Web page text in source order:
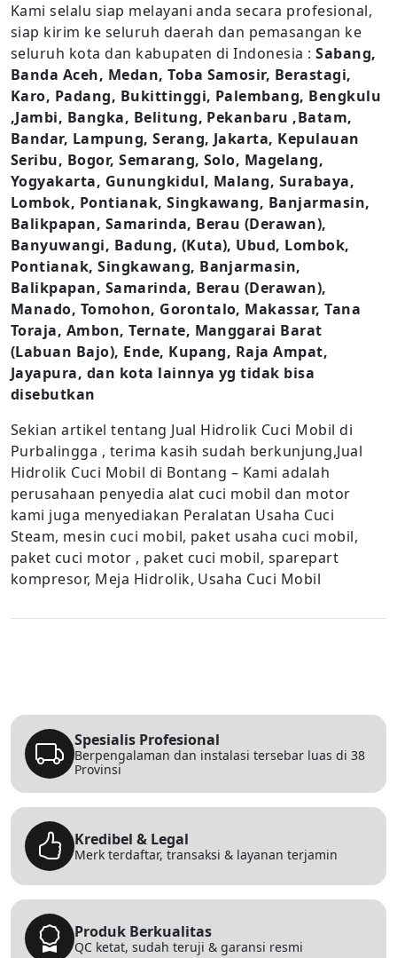
Kami selalu siap melayani anda secara profesional,
siap kirim ke seluruh daerah dan pemasangan ke
seluruh kota dan kabupaten di Indonesia :Sabang,
Banda Aceh, Medan, Toba Samosir, Berastagi,
Karo, Padang, Bukittinggi, Palembang, Bengkulu
,Jambi, Bangka, Belitung, Pekanbaru ,Batam,
Bandar, Lampung, Serang, Jakarta, Kepulauan
Seribu, Bogor, Semarang, Solo, Magelang,
Yogyakarta, Gunungkidul, Malang, Surabaya,
Lombok, Pontianak, Singkawang, Banjarmasin,
Balikpapan, Samarinda, Berau (Derawan),
Banyuwangi, Badung, (Kuta), Ubud, Lombok,
Pontianak, Singkawang, Banjarmasin,
Balikpapan, Samarinda, Berau (Derawan),
Manado, Tomohon, Gorontalo, Makassar, Tana
Toraja, Ambon, Ternate, Manggarai Barat
(Labuan Bajo), Ende, Kupang, Raja Ampat,
Jayapura, dan kota lainnya yg tidak bisa
disebutkan
Sekian artikel tentang Jual Hidrolik Cuci Mobil di
Purbalingga , terima kasih sudah berkunjung,Jual
Hidrolik Cuci Mobil di Bontang – Kami adalah
perusahaan penyedia alat cuci mobil dan motor
kami juga menyediakan Peralatan Usaha Cuci
Steam, mesin cuci mobil, paket usaha cuci mobil,
paket cuci motor , paket cuci mobil, sparepart
kompresor, Meja Hidrolik, Usaha Cuci Mobil
Spesialis Profesional
Berpengalaman dan instalasi tersebar luas di 38
Provinsi
Kredibel & Legal
Merk terdaftar, transaksi & layanan terjamin
Produk Berkualitas
QC ketat, sudah teruji & garansi resmi